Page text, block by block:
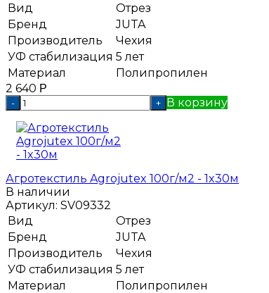
Вид
Отрез
Бренд
JUTA
Производитель
Чехия
УФ стабилизация 5 лет
Материал
Полипропилен
2 640 Р
- + В корзину
Агротекстиль Agrojutex 100г/м2 - 1x30м
В наличии
Артикул: SV09332
Вид
Отрез
Бренд
JUTA
Производитель
Чехия
УФ стабилизация 5 лет
Материал
Полипропилен